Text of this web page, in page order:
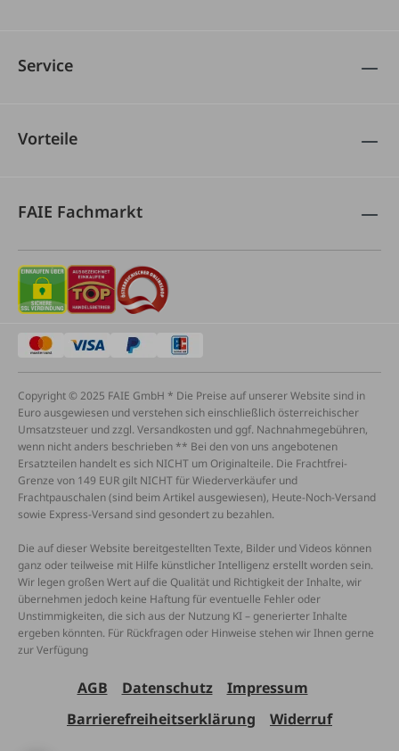
Service
Vorteile
FAIE Fachmarkt
Copyright © 2025 FAIE GmbH * Die Preise auf unserer Website sind in
Euro ausgewiesen und verstehen sich einschließlich österreichischer
Umsatzsteuer und zzgl. Versandkosten und ggf. Nachnahmegebühren,
wenn nicht anders beschrieben ** Bei den von uns angebotenen
Ersatzteilen handelt es sich NICHT um Originalteile. Die Frachtfrei-
Grenze von 149 EUR gilt NICHT für Wiederverkäufer und
Frachtpauschalen (sind beim Artikel ausgewiesen), Heute-Noch-Versand
sowie Express-Versand sind gesondert zu bezahlen.
Die auf dieser Website bereitgestellten Texte, Bilder und Videos können
ganz oder teilweise mit Hilfe künstlicher Intelligenz erstellt worden sein.
Wir legen großen Wert auf die Qualität und Richtigkeit der Inhalte, wir
übernehmen jedoch keine Haftung für eventuelle Fehler oder
Unstimmigkeiten, die sich aus der Nutzung KI – generierter Inhalte
ergeben könnten. Für Rückfragen oder Hinweise stehen wir Ihnen gerne
zur Verfügung
AGB Datenschutz
Impressum
Barrierefreiheitserklärung
Widerruf